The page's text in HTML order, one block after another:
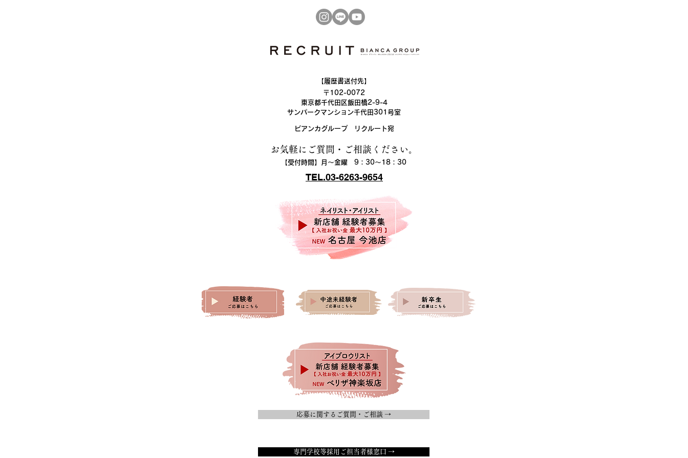
す。 「ネイルサロンで働いてみ
こそ知ってほしいのが、未経験か
です。 ネイリストになるために
必須の国家資格はありませんが、
技術力を証
【履歴書送付先】
〒102-0072
東京都千代田区飯田橋2-9-4
サンパークマンション千代田301号室
​ビアンカグループ リクルート宛
お気軽にご質問・ご相談ください。​
【受付時間】月〜金曜 9：30〜18：30
​TEL.03-6263-9654
応募に関するご質問・ご相談 →
専門学校等採用ご担当者様窓口 →